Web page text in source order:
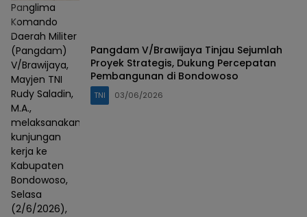
Panglima
Komando
Daerah Militer
(Pangdam)
V/Brawijaya,
Mayjen TNI
Rudy Saladin,
M.A.,
melaksanakan
kunjungan
kerja ke
Kabupaten
Bondowoso,
Selasa
(2/6/2026),
Pangdam V/Brawijaya Tinjau Sejumlah
Proyek Strategis, Dukung Percepatan
Pembangunan di Bondowoso
TNI 03/06/2026